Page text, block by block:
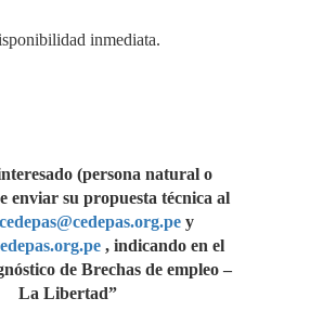
inmediata.
(persona natural o
enviar su propuesta técnica al
cedepas@cedepas.org.pey
, indicando en el
de Brechas de empleo –
La Libertad”